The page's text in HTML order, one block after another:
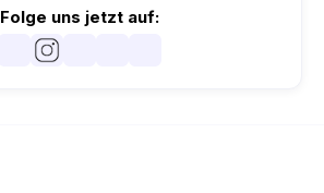
Folge uns jetzt auf: